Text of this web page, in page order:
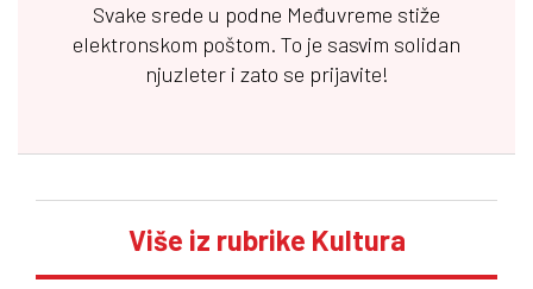
Svake srede u podne Međuvreme stiže
elektronskom poštom. To je sasvim solidan
njuzleter i zato se prijavite!
Više iz rubrike Kultura